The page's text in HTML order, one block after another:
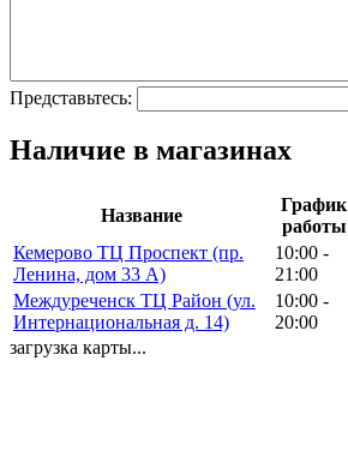
Представьтесь:
Наличие в магазинах
Название
График
работы
Кемерово ТЦ Проспект (пр.
Ленина, дом 33 А)
10:00 -
21:00
Междуреченск ТЦ Район (ул.
Интернациональная д. 14)
10:00 -
20:00
загрузка карты...